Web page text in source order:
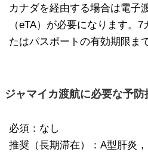
カナダを経由する場合は電子
（eTA）が必要になります。
たはパスポートの有効期限ま
ジャマイカ渡航に必要な予防
必須：なし
推奨（長期滞在）：A型肝炎